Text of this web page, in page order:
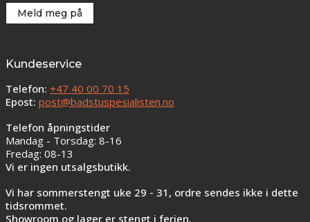
Meld meg på
Kundeservice
Telefon: +47 40 00 70 15
Epost: post@badstuspesialisten.no
Telefon åpningstider
Mandag - Torsdag: 8-16
Fredag: 08-13
Vi er ingen utsalgsbutikk.
Vi har sommerstengt uke 29 - 31, ordre sendes ikke i dette
tidsrommet.
Showroom og lager er stengt i ferien.